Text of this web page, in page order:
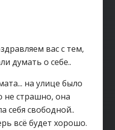
вас с тем,
думать о себе..
на улице было
не страшно, она
себя свободной..
всё будет хорошо.